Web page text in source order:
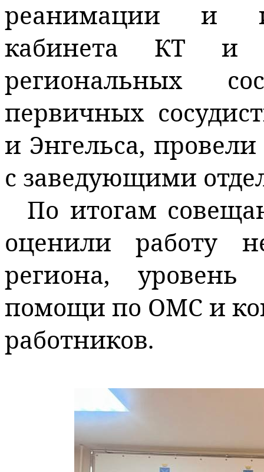
реанимации и
кабинета КТ и
региональных
первичных
и Энгельса,
с заведующими
По итогам
оценили работу
региона, уровень
помощи по ОМС и
работников.